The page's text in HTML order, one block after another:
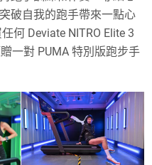
破自我的跑手帶來一點心
何 Deviate NITRO Elite 3
一對 PUMA 特別版跑步手